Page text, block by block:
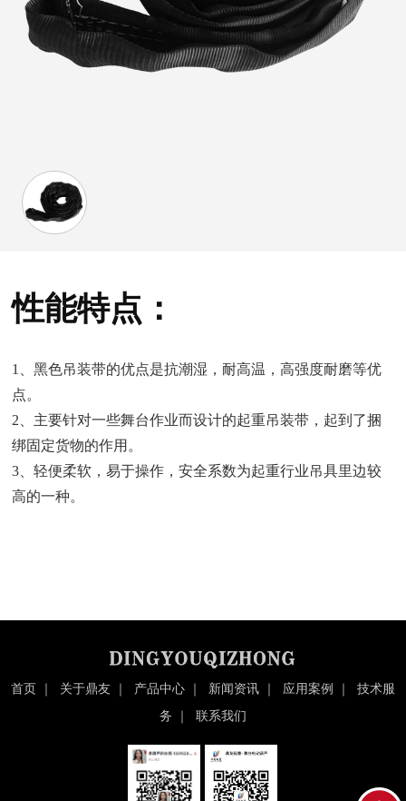
性能特点：
1、黑色吊装带的优点是抗潮湿，耐高温，高强度耐磨等优
点。
2、主要针对一些舞台作业而设计的起重吊装带，起到了捆
绑固定货物的作用。
3、轻便柔软，易于操作，安全系数为起重行业吊具里边较
高的一种。
首页｜ 关于鼎友｜ 产品中心｜ 新闻资讯｜ 应用案例 ｜ 技术服
务 ｜ 联系我们